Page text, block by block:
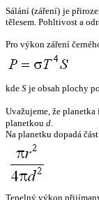
Sálání (záření) je
tělesem. Pohltivost a
Pro výkon záření
kde S je obsah plochy
Uvažujeme, že
planetkou d.
Na planetku dopadá
Tepelný výkon